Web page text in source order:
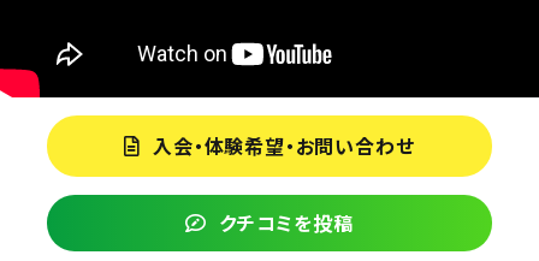
入会・体験希望・お問い合わせ
クチコミを投稿